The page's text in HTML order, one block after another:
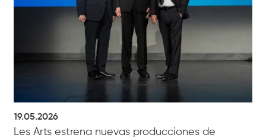
19.05.2026
Les Arts estrena nuevas producciones de